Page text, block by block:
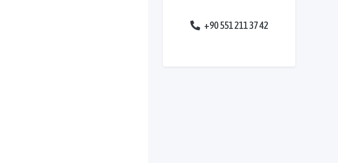
+90 551 211 37 42